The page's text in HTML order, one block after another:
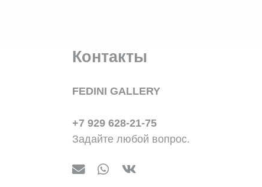
Контакты
FEDINI GALLERY
+7 929 628-21-75
Задайте любой вопрос.